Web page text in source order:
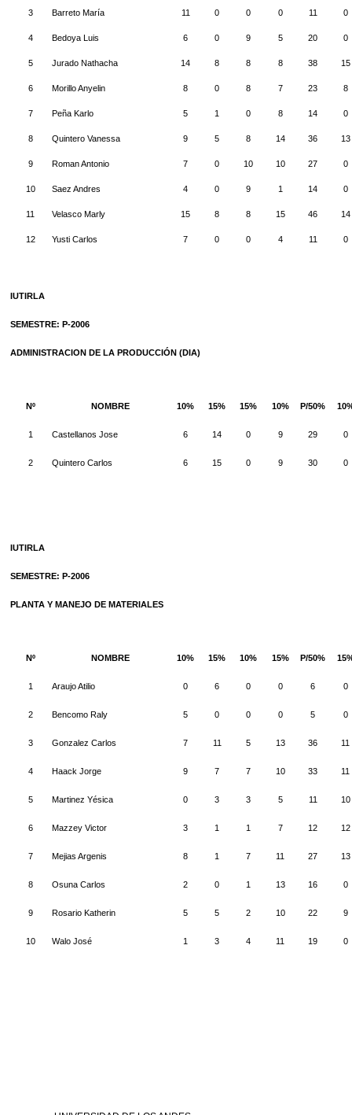
3 Barreto María 11 0 0 0 11 0
4 Bedoya Luis 6 0 9 5 20 0
5 Jurado Nathacha 14 8 8 8 38 15
6 Morillo Anyelin 8 0 8 7 23 8
7 Peña Karlo 5 1 0 8 14 0
8 Quintero Vanessa 9 5 8 14 36 13
9 Roman Antonio 7 0 10 10 27 0
10 Saez Andres 4 0 9 1 14 0
11 Velasco Marly 15 8 8 15 46 14
12 Yusti Carlos 7 0 0 4 11 0
IUTIRLA
SEMESTRE: P-2006
ADMINISTRACION DE LA PRODUCCIÓN (DIA)
Nº NOMBRE 10% 15% 15% 10% P/50%
1 Castellanos Jose 6 14 0 9 29 0
2 Quintero Carlos 6 15 0 9 30 0
IUTIRLA
SEMESTRE: P-2006
PLANTA Y MANEJO DE MATERIALES
Nº NOMBRE 10% 15% 10% 15% P/50%
1 Araujo Atilio 0 6 0 0 6 0
2 Bencomo Raly 5 0 0 0 5 0
3 Gonzalez Carlos 7 11 5 13 36 11
4 Haack Jorge 9 7 7 10 33 11
5 Martinez Yésica 0 3 3 5 11 10
6 Mazzey Victor 3 1 1 7 12 12
7 Mejias Argenis 8 1 7 11 27 13
8 Osuna Carlos 2 0 1 13 16 0
9 Rosario Katherin 5 5 2 10 22 9
10 Walo José 1 3 4 11 19 0